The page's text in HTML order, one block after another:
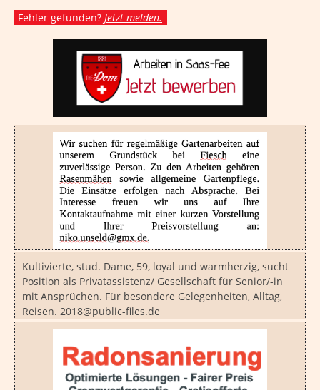
Fehler gefunden? Jetzt melden.
Kultivierte, stud. Dame, 59, loyal und warmherzig, sucht
Position als Privatassistenz/ Gesellschaft für Senior/-in
mit Ansprüchen. Für besondere Gelegenheiten, Alltag,
Reisen. 2018@public-files.de